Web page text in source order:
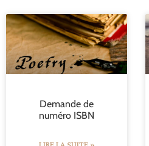
Demande de
numéro ISBN